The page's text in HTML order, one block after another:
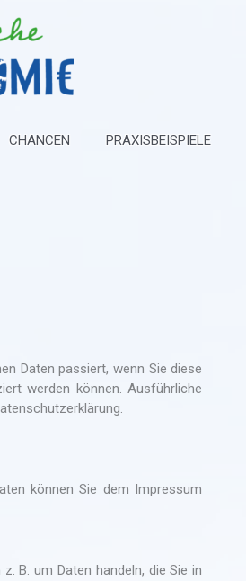
CHANCEN PRAXISBEISPIELE
Daten passiert, wenn Sie diese
werden können. Ausführliche
können Sie dem Impressum
B. um Daten handeln, die Sie in